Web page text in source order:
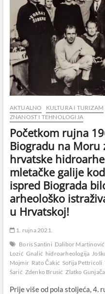
AKTUALNO KULTURA I TURIZAM
ZNANOST I TEHNOLOGIJA
Početkom rujna
Biogradu na Moru
hrvatske
mletačke galije
ispred Biograda
arheološko
u Hrvatskoj!
1. rujna 2021.
Boris Santini Dalibor Martinović
Lozić Gnalić hidroarheologija
Mojmir Rato Čakić Sofija Pettricoli
Šarić Zdenko Brusić Zlatko Gunjača
Prije više od pola stoljeća, 4.